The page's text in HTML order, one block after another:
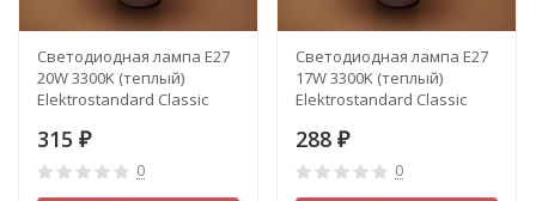
Светодиодная лампа E27
20W 3300K (теплый)
Elektrostandard Classic
315 ₽
0
Светодиодная лампа E27
17W 3300K (теплый)
Elektrostandard Classic
288 ₽
0